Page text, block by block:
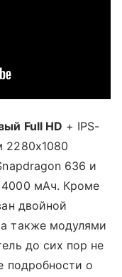
Full HD + IPS-
2280x1080
636 и
4000 мАч. Кроме
двойной
также модулями
до сих пор не
подробности о